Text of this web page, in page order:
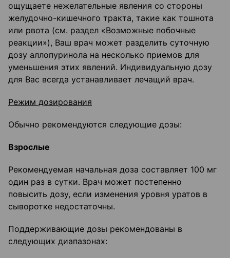
ощущаете нежелательные явления со стороны
желудочно-кишечного тракта, такие как тошнота
или рвота (см. раздел «Возможные побочные
реакции»), Ваш врач может разделить суточную
дозу аллопуринола на несколько приемов для
уменьшения этих явлений. Индивидуальную дозу
для Вас всегда устанавливает лечащий врач.
Режим дозирования
Обычно рекомендуются следующие дозы:
Взрослые
Рекомендуемая начальная доза составляет 100 мг
один раз в сутки. Врач может постепенно
повысить дозу, если изменения уровня уратов в
сыворотке недостаточны.
Поддерживающие дозы рекомендованы в
следующих диапазонах: